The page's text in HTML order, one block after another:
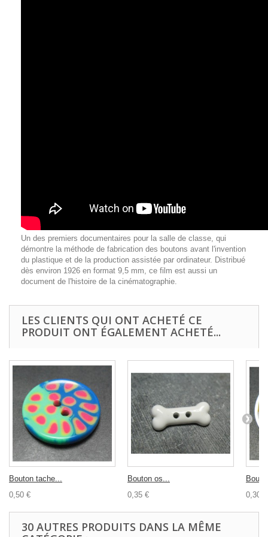
Un des premiers documentaires pour la salle de classe, qui
démontre la méthode de fabrication des boutons avant l'invention
du plastique et de la production assistée par ordinateur. Distribué
dès environ 1926 en format 9,5 mm, ce film est aussi un
document de l'histoire de la cinématographie.
LES CLIENTS QUI ONT ACHETÉ CE
PRODUIT ONT ÉGALEMENT ACHETÉ...
Bouton tache...
0,50 €
Bouton os...
0,35 €
0,30 €
30 AUTRES PRODUITS DANS LA MÊME